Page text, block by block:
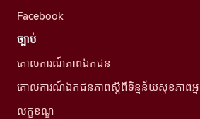
Facebook
ច្បាប់
គោលការណ៍ភាពឯកជន
គោលការណ៍ឯកជនភាពស្ដីពីទិន្នន័យសុខភាពអ្ន
លក្ខខណ្ឌ